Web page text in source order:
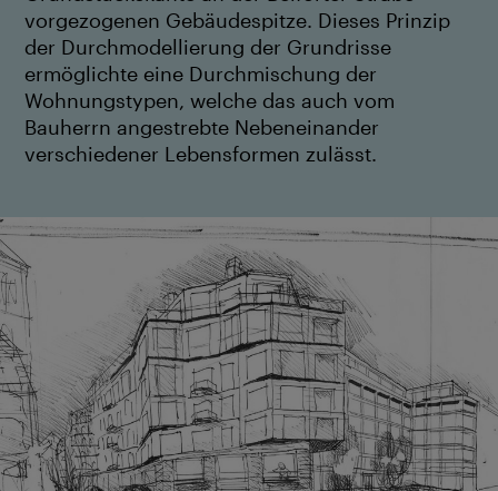
vorgezogenen Gebäudespitze. Dieses Prinzip
der Durchmodellierung der Grundrisse
ermöglichte eine Durchmischung der
Wohnungstypen, welche das auch vom
Bauherrn angestrebte Nebeneinander
verschiedener Lebensformen zulässt.